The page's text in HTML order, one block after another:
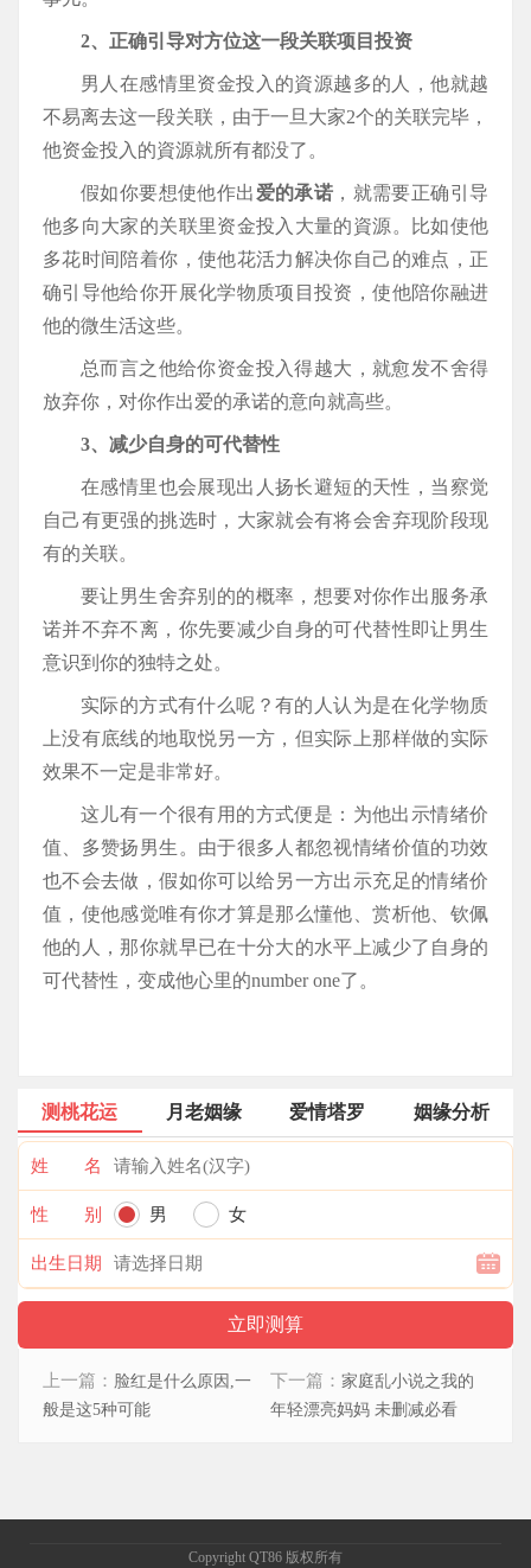
2、正确引导对方位这一段关联项目投资
男人在感情里资金投入的資源越多的人，他就越
不易离去这一段关联，由于一旦大家2个的关联完毕，
他资金投入的資源就所有都没了。
假如你要想使他作出 爱的承诺 ，就需要正确引导
他多向大家的关联里资金投入大量的資源。比如使他
多花时间陪着你，使他花活力解决你自己的难点，正
确引导他给你开展化学物质项目投资，使他陪你融进
他的微生活这些。
总而言之他给你资金投入得越大，就愈发不舍得
放弃你，对你作出爱的承诺的意向就高些。
3、减少自身的可代替性
在感情里也会展现出人扬长避短的天性，当察觉
自己有更强的挑选时，大家就会有将会舍弃现阶段现
有的关联。
要让男生舍弃别的的概率，想要对你作出服务承
诺并不弃不离，你先要减少自身的可代替性即让男生
意识到你的独特之处。
实际的方式有什么呢？有的人认为是在化学物质
上没有底线的地取悦另一方，但实际上那样做的实际
效果不一定是非常好。
这儿有一个很有用的方式便是：为他出示情绪价
值、多赞扬男生。由于很多人都忽视情绪价值的功效
也不会去做，假如你可以给另一方出示充足的情绪价
值，使他感觉唯有你才算是那么懂他、赏析他、钦佩
他的人，那你就早已在十分大的水平上减少了自身的
可代替性，变成他心里的number one了。
测桃花运 月老姻缘 爱情塔罗 姻缘分析
姓 名
性 别 男 女
出生日期
上一篇： 脸红是什么原因,一
般是这5种可能
下一篇： 家庭乱小说之我的
年轻漂亮妈妈 未删减必看
Copyright QT86 版权所有